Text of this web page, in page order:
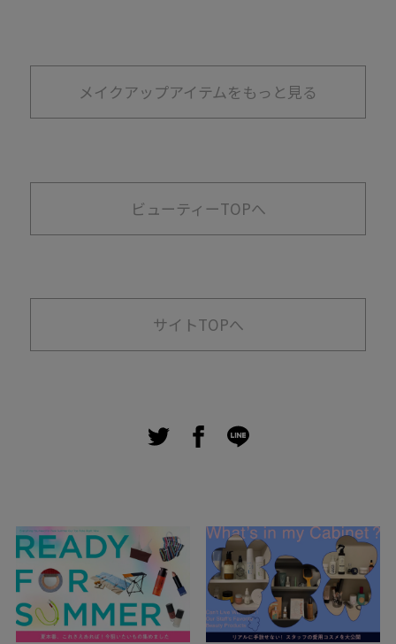
メイクアップアイテムをもっと見る
ビューティーTOPへ
サイトTOPへ